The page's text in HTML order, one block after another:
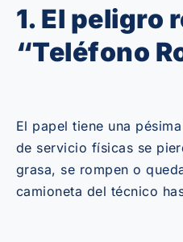
1. El peligro
“Teléfono
El papel tiene una
de servicio físicas se
grasa, se rompen o
camioneta del técnico